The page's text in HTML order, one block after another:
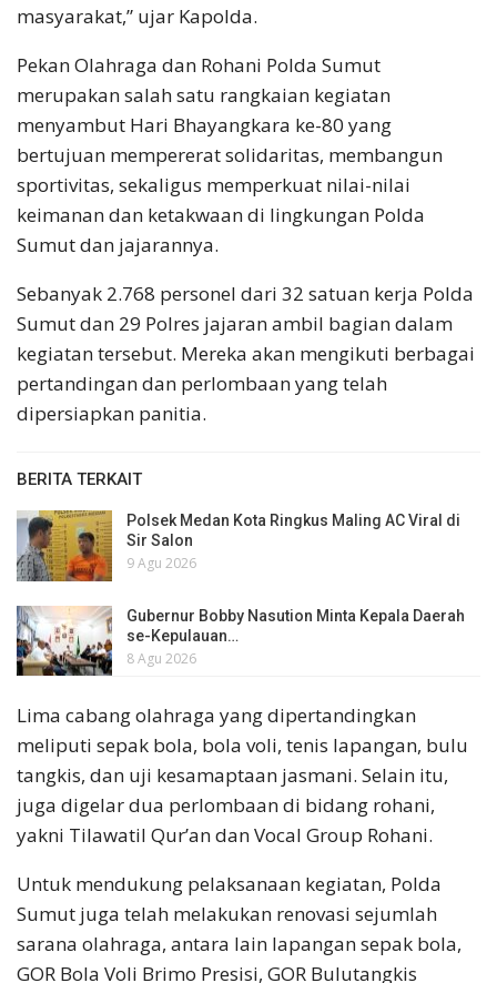
masyarakat,” ujar Kapolda.
Pekan Olahraga dan Rohani Polda Sumut
merupakan salah satu rangkaian kegiatan
menyambut Hari Bhayangkara ke-80 yang
bertujuan mempererat solidaritas, membangun
sportivitas, sekaligus memperkuat nilai-nilai
keimanan dan ketakwaan di lingkungan Polda
Sumut dan jajarannya.
Sebanyak 2.768 personel dari 32 satuan kerja Polda
Sumut dan 29 Polres jajaran ambil bagian dalam
kegiatan tersebut. Mereka akan mengikuti berbagai
pertandingan dan perlombaan yang telah
dipersiapkan panitia.
BERITA TERKAIT
Polsek Medan Kota Ringkus Maling AC Viral di
Sir Salon
9 Agu 2026
Gubernur Bobby Nasution Minta Kepala Daerah
se-Kepulauan…
8 Agu 2026
Lima cabang olahraga yang dipertandingkan
meliputi sepak bola, bola voli, tenis lapangan, bulu
tangkis, dan uji kesamaptaan jasmani. Selain itu,
juga digelar dua perlombaan di bidang rohani,
yakni Tilawatil Qur’an dan Vocal Group Rohani.
Untuk mendukung pelaksanaan kegiatan, Polda
Sumut juga telah melakukan renovasi sejumlah
sarana olahraga, antara lain lapangan sepak bola,
GOR Bola Voli Brimo Presisi, GOR Bulutangkis